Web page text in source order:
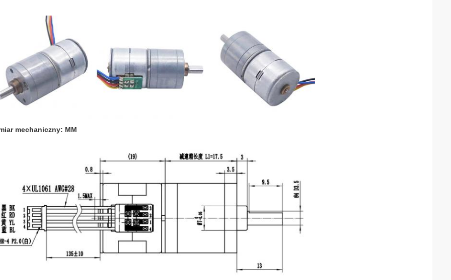
mechaniczny: MM